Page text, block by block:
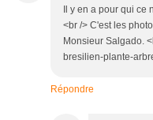
Il y en a pour qui
<br /> C'est les
Monsieur Salgado.
bresilien-plante-
Répondre